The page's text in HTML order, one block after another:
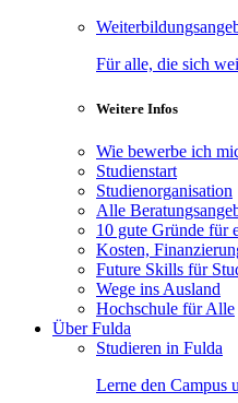
Für alle, die sich
Weitere Infos
Wie bewerbe ich
Studienstart
Studienorganisation
Alle
10 gute Gründe für
Kosten,
Future Skills für
Wege ins Ausland
Hochschule für Alle
Über Fulda
Studieren in Fulda
Lerne den Campus